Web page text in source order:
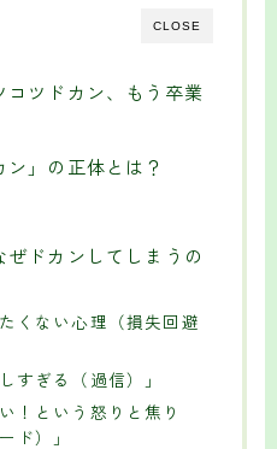
CLOSE
コツドカン、もう卒業
ン」の正体とは？
ドカンしてしまうの
くない心理（損失回避
ぎる（過信）」
！という怒りと焦り
ド）」